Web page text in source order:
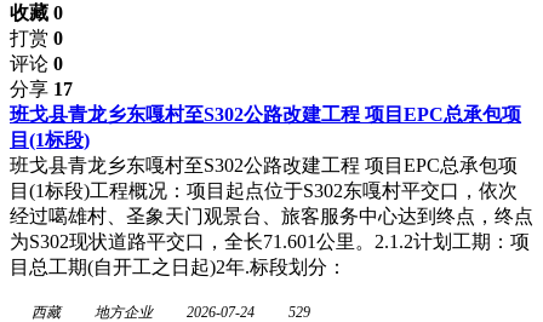
收藏 0
打赏 0
评论 0
分享 17
班戈县青龙乡东嘎村至S302公路改建工程 项目EPC总承包项
目(1标段)
班戈县青龙乡东嘎村至S302公路改建工程 项目EPC总承包项
目(1标段)工程概况：项目起点位于S302东嘎村平交口，依次
经过噶雄村、圣象天门观景台、旅客服务中心达到终点，终点
为S302现状道路平交口，全长71.601公里。2.1.2计划工期：项
目总工期(自开工之日起)2年.标段划分：
西藏 地方企业 2026-07-24 529